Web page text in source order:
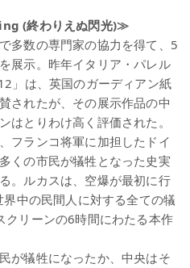
(終わりえぬ閃光)≫
多数の専門家の協力を得て、5
展示。昨年イタリア・パレル
」は、英国のガーディアン紙
されたが、その展示作品の中
はとりわけ高く評価された。
フランコ将軍に加担したドイ
くの市民が犠牲となった史実
。ルカスは、空爆が最初に行
中の民間人に対する全ての犠
クリーンの6時間にわたる本作
が犠牲になったか、中央はそ